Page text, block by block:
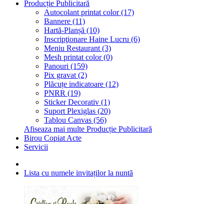
Producție Publicitară
Autocolant printat color (17)
Bannere (11)
Hartă-Planșă (10)
Inscripţionare Haine Lucru (6)
Meniu Restaurant (3)
Mesh printat color (0)
Panouri (159)
Pix gravat (2)
Plăcuțe indicatoare (12)
PNRR (19)
Sticker Decorativ (1)
Suport Plexiglas (20)
Tablou Canvas (56)
Afiseaza mai multe Producție Publicitară
Birou Copiat Acte
Servicii
Lista cu numele invitaților la nuntă